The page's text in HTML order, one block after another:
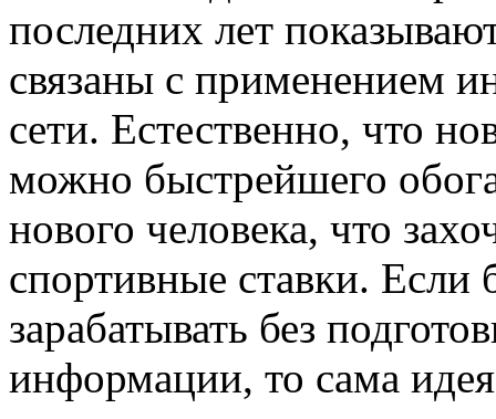
последних лет
связаны с применением
сети. Естественно, что
можно быстрейшего
нового человека, что
спортивные ставки.
зарабатывать без
информации, то сама